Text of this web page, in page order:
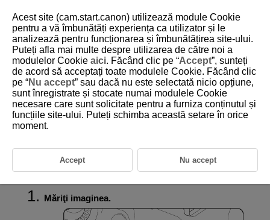
D180-138
Afişaj imagine mărită
Setarea raportului iniţial pentru mărire
Setarea poziţiei iniţiale pentru mărire
Mărirea pentru imaginile următoare
Puteţi mări afişajul pentru imaginile realizate.
Măriţi imaginea.
Acest site (cam.start.canon) utilizează module Cookie
pentru a vă îmbunătăți experiența ca utilizator și le
analizează pentru funcționarea și îmbunătățirea site-ului.
Puteți afla mai multe despre utilizarea de către noi a
modulelor Cookie aici. Făcând clic pe “Accept”, sunteți
de acord să acceptați toate modulele Cookie. Făcând clic
pe “Nu accept” sau dacă nu este selectată nicio opțiune,
sunt înregistrate și stocate numai modulele Cookie
necesare care sunt solicitate pentru a furniza conținutul și
funcțiile site-ului. Puteți schimba această setare în orice
moment.
Accept Nu accept